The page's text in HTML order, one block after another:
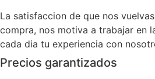
La satisfaccion de que nos
compra, nos motiva a trabajar en
cada dia tu experiencia con
Precios garantizados